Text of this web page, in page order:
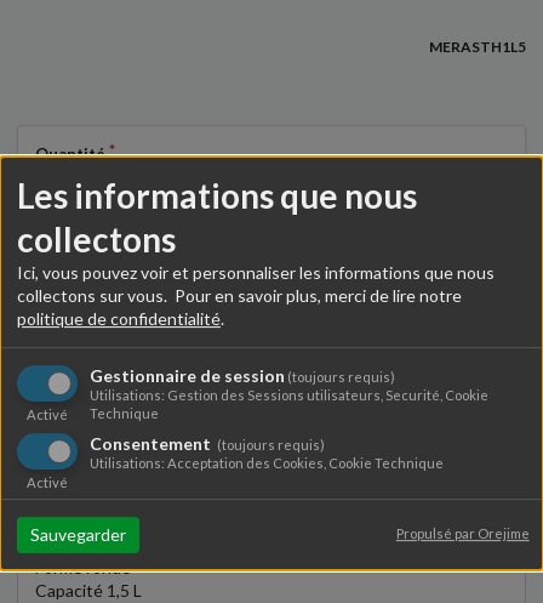
Les informations que nous
collectons
Ici, vous pouvez voir et personnaliser les informations que nous
collectons sur vous. Pour en savoir plus, merci de lire notre
politique de confidentialité.
Gestionnaire de session (toujours requis)
Activé
Utilisations: Gestion des Sessions utilisateurs, Securité, Cookie
Technique
Consentement (toujours requis)
Activé
Utilisations: Acceptation des Cookies, Cookie Technique
Sauvegarder Propulsé par Orejime
MERASTH1L5
Quantité
Ajouter au panier
Détails Avis (0)
Verre borosilicate
Théière à piston
Large filtre en acier inoxydable
Anse en verre
Couvercle inox avec bouton plastique noir
Forme ronde
Capacité 1,5 L